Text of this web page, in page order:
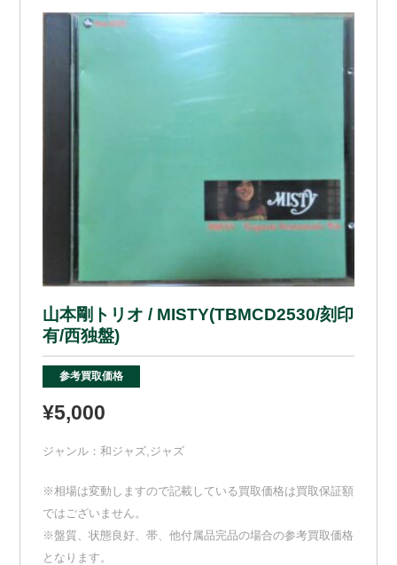
山本剛トリオ / MISTY(TBMCD2530/刻印
有/西独盤)
参考買取価格
¥5,000
ジャンル：和ジャズ ジャズ
※相場は変動しますので記載している買取価格は買取保証額
ではございません。
※盤質、状態良好、帯、他付属品完品の場合の参考買取価格
となります。